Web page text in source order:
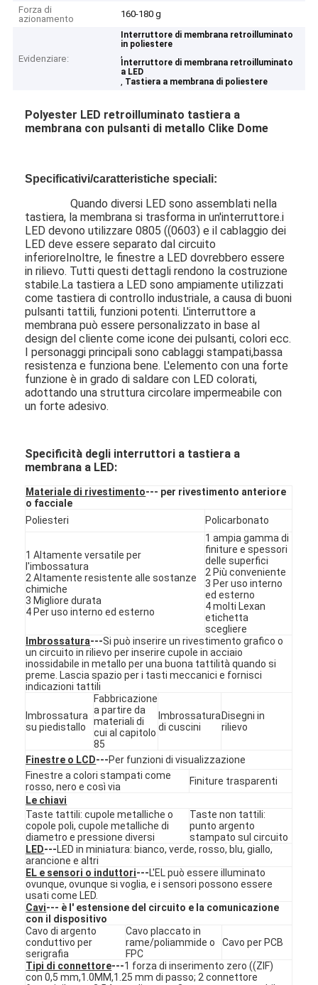
Casa.
Prodotti
Video
Spettacolo VR
Su di noi
Visita alla fabbrica
Controllo della qualità
Contattaci
Notizie
Chiedi un preventivo
Commutatore di membrana del LED
Commutatore di membrana tattile
Forza di
azionamento
160-180 g
Evidenziare:
Interruttore di membrana retroilluminato
in poliestere
,
Interruttore di membrana retroilluminato
a LED
, Tastiera a membrana di poliestere
Polyester LED retroilluminato tastiera a
membrana con pulsanti di metallo Clike Dome
Specificativi/caratteristiche speciali:
Quando diversi LED sono assemblati nella
tastiera, la membrana si trasforma in un'interruttore.i
LED devono utilizzare 0805 ((0603) e il cablaggio dei
LED deve essere separato dal circuito
inferioreInoltre, le finestre a LED dovrebbero essere
in rilievo. Tutti questi dettagli rendono la costruzione
stabile.La tastiera a LED sono ampiamente utilizzati
come tastiera di controllo industriale, a causa di buoni
pulsanti tattili, funzioni potenti. L'interruttore a
membrana può essere personalizzato in base al
design del cliente come icone dei pulsanti, colori ecc.
I personaggi principali sono cablaggi stampati,bassa
resistenza e funziona bene. L'elemento con una forte
funzione è in grado di saldare con LED colorati,
adottando una struttura circolare impermeabile con
un forte adesivo.
Specificità degli interruttori a tastiera a
membrana a LED:
Materiale di rivestimento--- per rivestimento anteriore
o facciale
Poliesteri
Policarbonato
1 Altamente versatile per
l'imbossatura
2 Altamente resistente alle sostanze
chimiche
3 Migliore durata
4 Per uso interno ed esterno
1 ampia gamma di
finiture e spessori
delle superfici
2 Più conveniente
3 Per uso interno
ed esterno
4 molti Lexan
etichetta
scegliere
Imbrossatura---Si può inserire un rivestimento grafico o
un circuito in rilievo per inserire cupole in acciaio
inossidabile in metallo per una buona tattilità quando si
preme. Lascia spazio per i tasti meccanici e fornisci
indicazioni tattili
Imbrossatura
su piedistallo
Fabbricazione
a partire da
materiali di
cui al capitolo
85
Imbrossatura
di cuscini
Disegni in
rilievo
Finestre o LCD---Per funzioni di visualizzazione
Finestre a colori stampati come
rosso, nero e così via
Finiture trasparenti
Le chiavi
Taste tattili: cupole metalliche o
copole poli, cupole metalliche di
diametro e pressione diversi
Taste non tattili:
punto argento
stampato sul circuito
LED---LED in miniatura: bianco, verde, rosso, blu, giallo,
arancione e altri
EL e sensori o induttori---L'EL può essere illuminato
ovunque, ovunque si voglia, e i sensori possono essere
usati come LED.
Cavi--- è l' estensione del circuito e la comunicazione
con il dispositivo
Cavo di argento
conduttivo per
serigrafia
Cavo placcato in
rame/poliammide o
FPC
Cavo per PCB
Tipi di connettore---1 forza di inserimento zero ((ZIF)
con 0,5 mm,1.0MM,1.25 mm di passo; 2 connettore